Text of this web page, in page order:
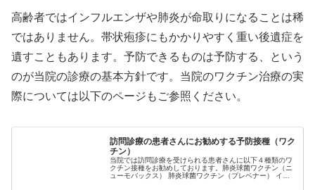
高齢者ではインフルエンザや肺炎が命取りになることは稀
ではありません。帯状疱疹にもかかりやすく重い後遺症を
遺すこともあります。予防できるものは予防する、という
のが当院の診療の基本方針です。当院のワクチン治療の実
際については以下のページもご参照ください。
訪問診療の患者さんにお勧めする予防接種（ワク
チン）
当院では訪問診療を受けられる患者さんに以下４種類のワ
クチン接種をお勧めしております。肺炎球菌ワクチン（ニ
ューモバックス） 肺炎球菌ワクチン（プレベナー） イン